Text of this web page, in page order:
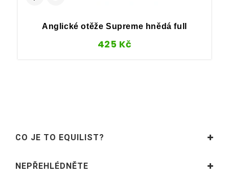
Anglické otěže Supreme hnědá full
425 Kč
CO JE TO EQUILIST?
NEPŘEHLÉDNĚTE